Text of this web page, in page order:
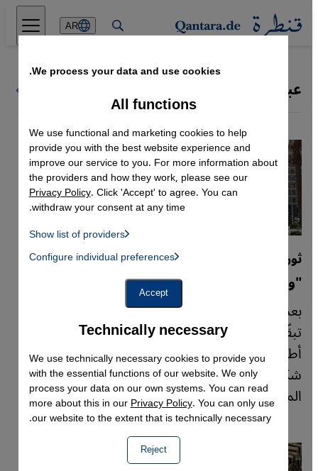
Direkt zum Inhalt springen
AR
‏عبد الفتاح السيسي
ثورة 25 يناير وجيل زد
"وريث الفاتورة لا الميدان"
بعد 15 عامًا على ثورة 25 يناير، يعود السؤال: ماذا
تبقّى من مطالبها؟ أربع ناشطات وناشطين كانوا
أطفالًا ومراهقين وقت الثورة يروون لـ"قنطرة"، كيف
شكّل الميدان وعيهم، وكيف يُعاد اليوم تعريف
المقاومة في زمن الكلفة الباهظة.
We process your data and use cookies.
Technically necessary
We use technically necessary cookies to provide you
with the essential functions of our website. We only
process your data on our own systems. You can read
more about this in ourPrivacy Policy. You can only use
our website to the extent that is technically necessary.
Reject
All functions
We use functional and marketing cookies to help
provide you with the best website experience and
improve our service to you. For more information about
the providers and how they work, please see our
Privacy Policy. Click 'Accept' to agree. You can
withdraw your consent at any time.
Show list of providers
Instagram Embed, Twitter Embed, Youtube Embed
Facebook Embed / Facebook Connect
Google Maps Embed
Configure individual preferences
Accept